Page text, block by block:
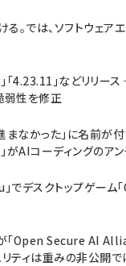
。では、ソフトウェア
「4.23.11」などリリー
弱性を修正
まなかった」に名前が
AIコーディングのア
」でデスクトップゲーム
Open Secure AI
リティは重みの非公開